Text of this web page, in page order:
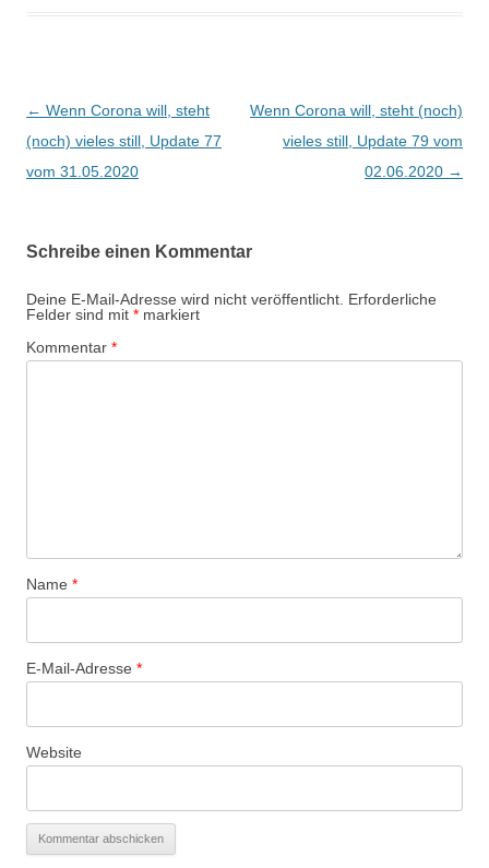
Beitragsnavigation
← Wenn Corona will, steht
(noch) vieles still, Update 77
vom 31.05.2020
Wenn Corona will, steht (noch)
vieles still, Update 79 vom
02.06.2020 →
Schreibe einen Kommentar
Deine E-Mail-Adresse wird nicht veröffentlicht. Erforderliche
Felder sind mit * markiert
Kommentar *
Name *
E-Mail-Adresse *
Website